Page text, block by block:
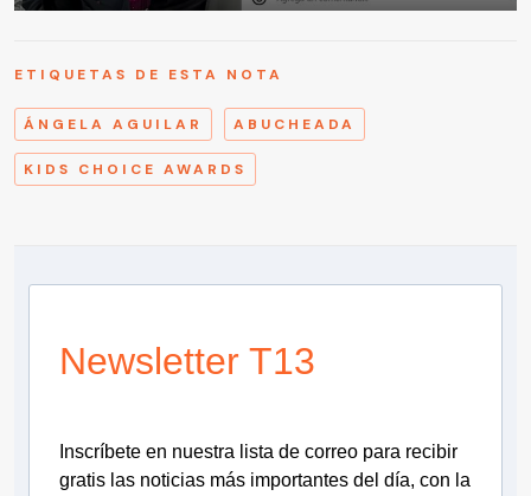
ETIQUETAS DE ESTA NOTA
ÁNGELA AGUILAR ABUCHEADA
KIDS CHOICE AWARDS
Newsletter T13
Inscríbete en nuestra lista de correo para recibir
gratis las noticias más importantes del día, con la